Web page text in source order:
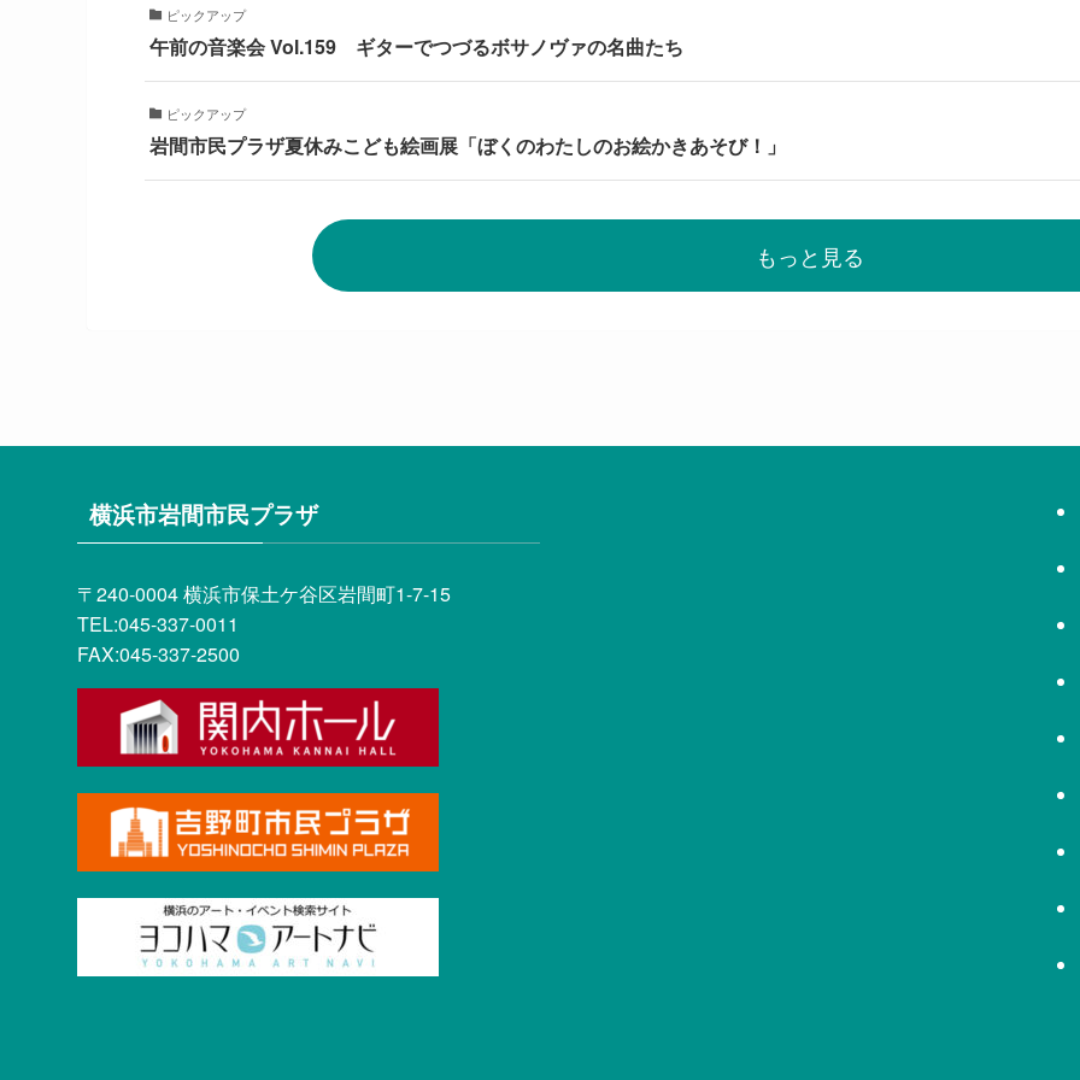
ピックアップ
午前の音楽会 Vol.159 ギターでつづるボサノヴァの名曲たち
ピックアップ
岩間市民プラザ夏休みこども絵画展「ぼくのわたしのお絵かきあそび！」
もっと見る
横浜市岩間市民プラザ
〒240-0004 横浜市保土ケ谷区岩間町1-7-15
TEL:045-337-0011
FAX:045-337-2500